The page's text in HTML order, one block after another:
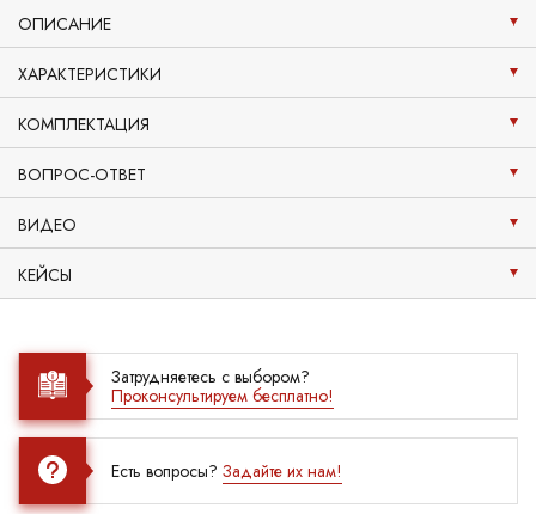
ОПИСАНИЕ
ХАРАКТЕРИСТИКИ
КОМПЛЕКТАЦИЯ
ВОПРОС-ОТВЕТ
ВИДЕО
КЕЙСЫ
Затрудняетесь с выбором?
Проконсультируем бесплатно!
Есть вопросы? Задайте их нам!